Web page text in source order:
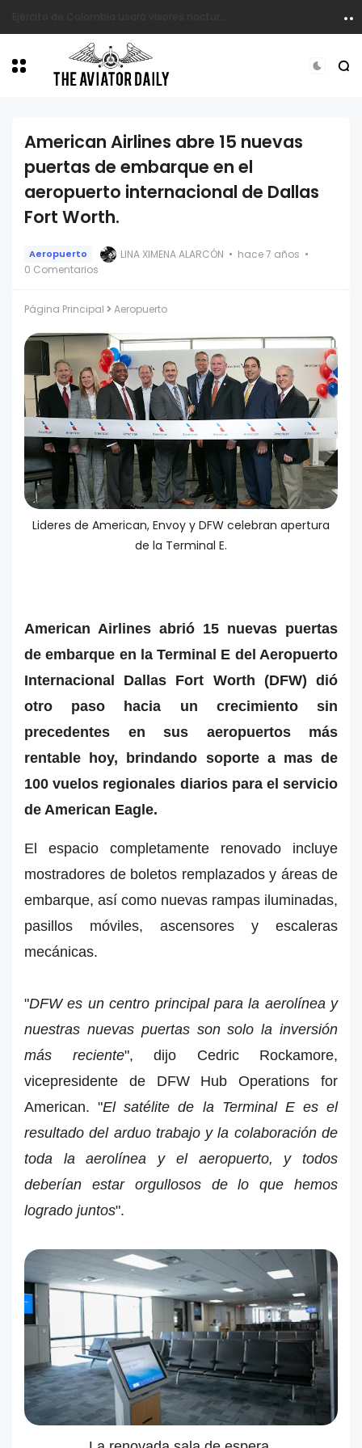
American Airlines abre 15 nuevas
puertas de embarque en el
aeropuerto internacional de Dallas
Fort Worth.
Aeropuerto LINA XIMENA ALARCÓN
hace 7 años
0 Comentarios
Página Principal Aeropuerto
Lideres de American, Envoy y DFW celebran apertura
de la Terminal E.
American Airlines abrió 15 nuevas puertas
de embarque en la Terminal E del Aeropuerto
Internacional Dallas Fort Worth (DFW) dió
otro paso hacia un crecimiento sin
precedentes en sus aeropuertos más
rentable hoy, brindando soporte a mas de
100 vuelos regionales diarios para el servicio
de American Eagle.
El espacio completamente renovado incluye
mostradores de boletos remplazados y áreas de
embarque, así como nuevas rampas iluminadas,
pasillos móviles, ascensores y escaleras
mecánicas.
"DFW es un centro principal para la aerolínea y
nuestras nuevas puertas son solo la inversión
más reciente", dijo Cedric Rockamore,
vicepresidente de DFW Hub Operations for
American. "El satélite de la Terminal E es el
resultado del arduo trabajo y la colaboración de
toda la aerolínea y el aeropuerto, y todos
deberían estar orgullosos de lo que hemos
logrado juntos".